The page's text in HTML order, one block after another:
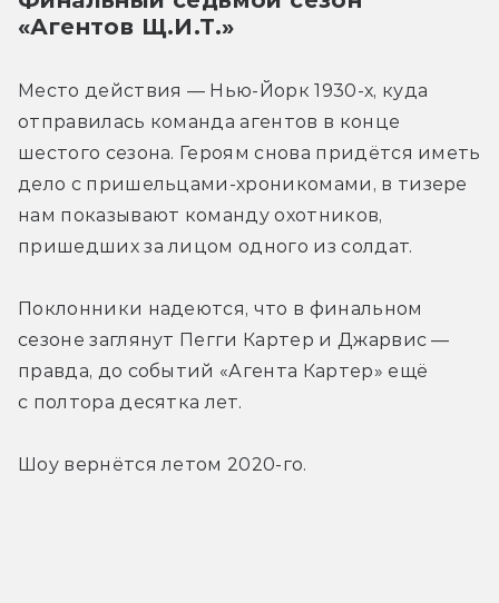
«Агентов Щ.И.Т.»
Место действия — Нью-Йорк 1930-х, куда
отправилась команда агентов в конце
шестого сезона. Героям снова придётся иметь
дело с пришельцами-хроникомами, в тизере
нам показывают команду охотников,
пришедших за лицом одного из солдат.
Поклонники надеются, что в финальном
сезоне заглянут Пегги Картер и Джарвис —
правда, до событий «Агента Картер» ещё
с полтора десятка лет.
Шоу вернётся летом 2020-го.